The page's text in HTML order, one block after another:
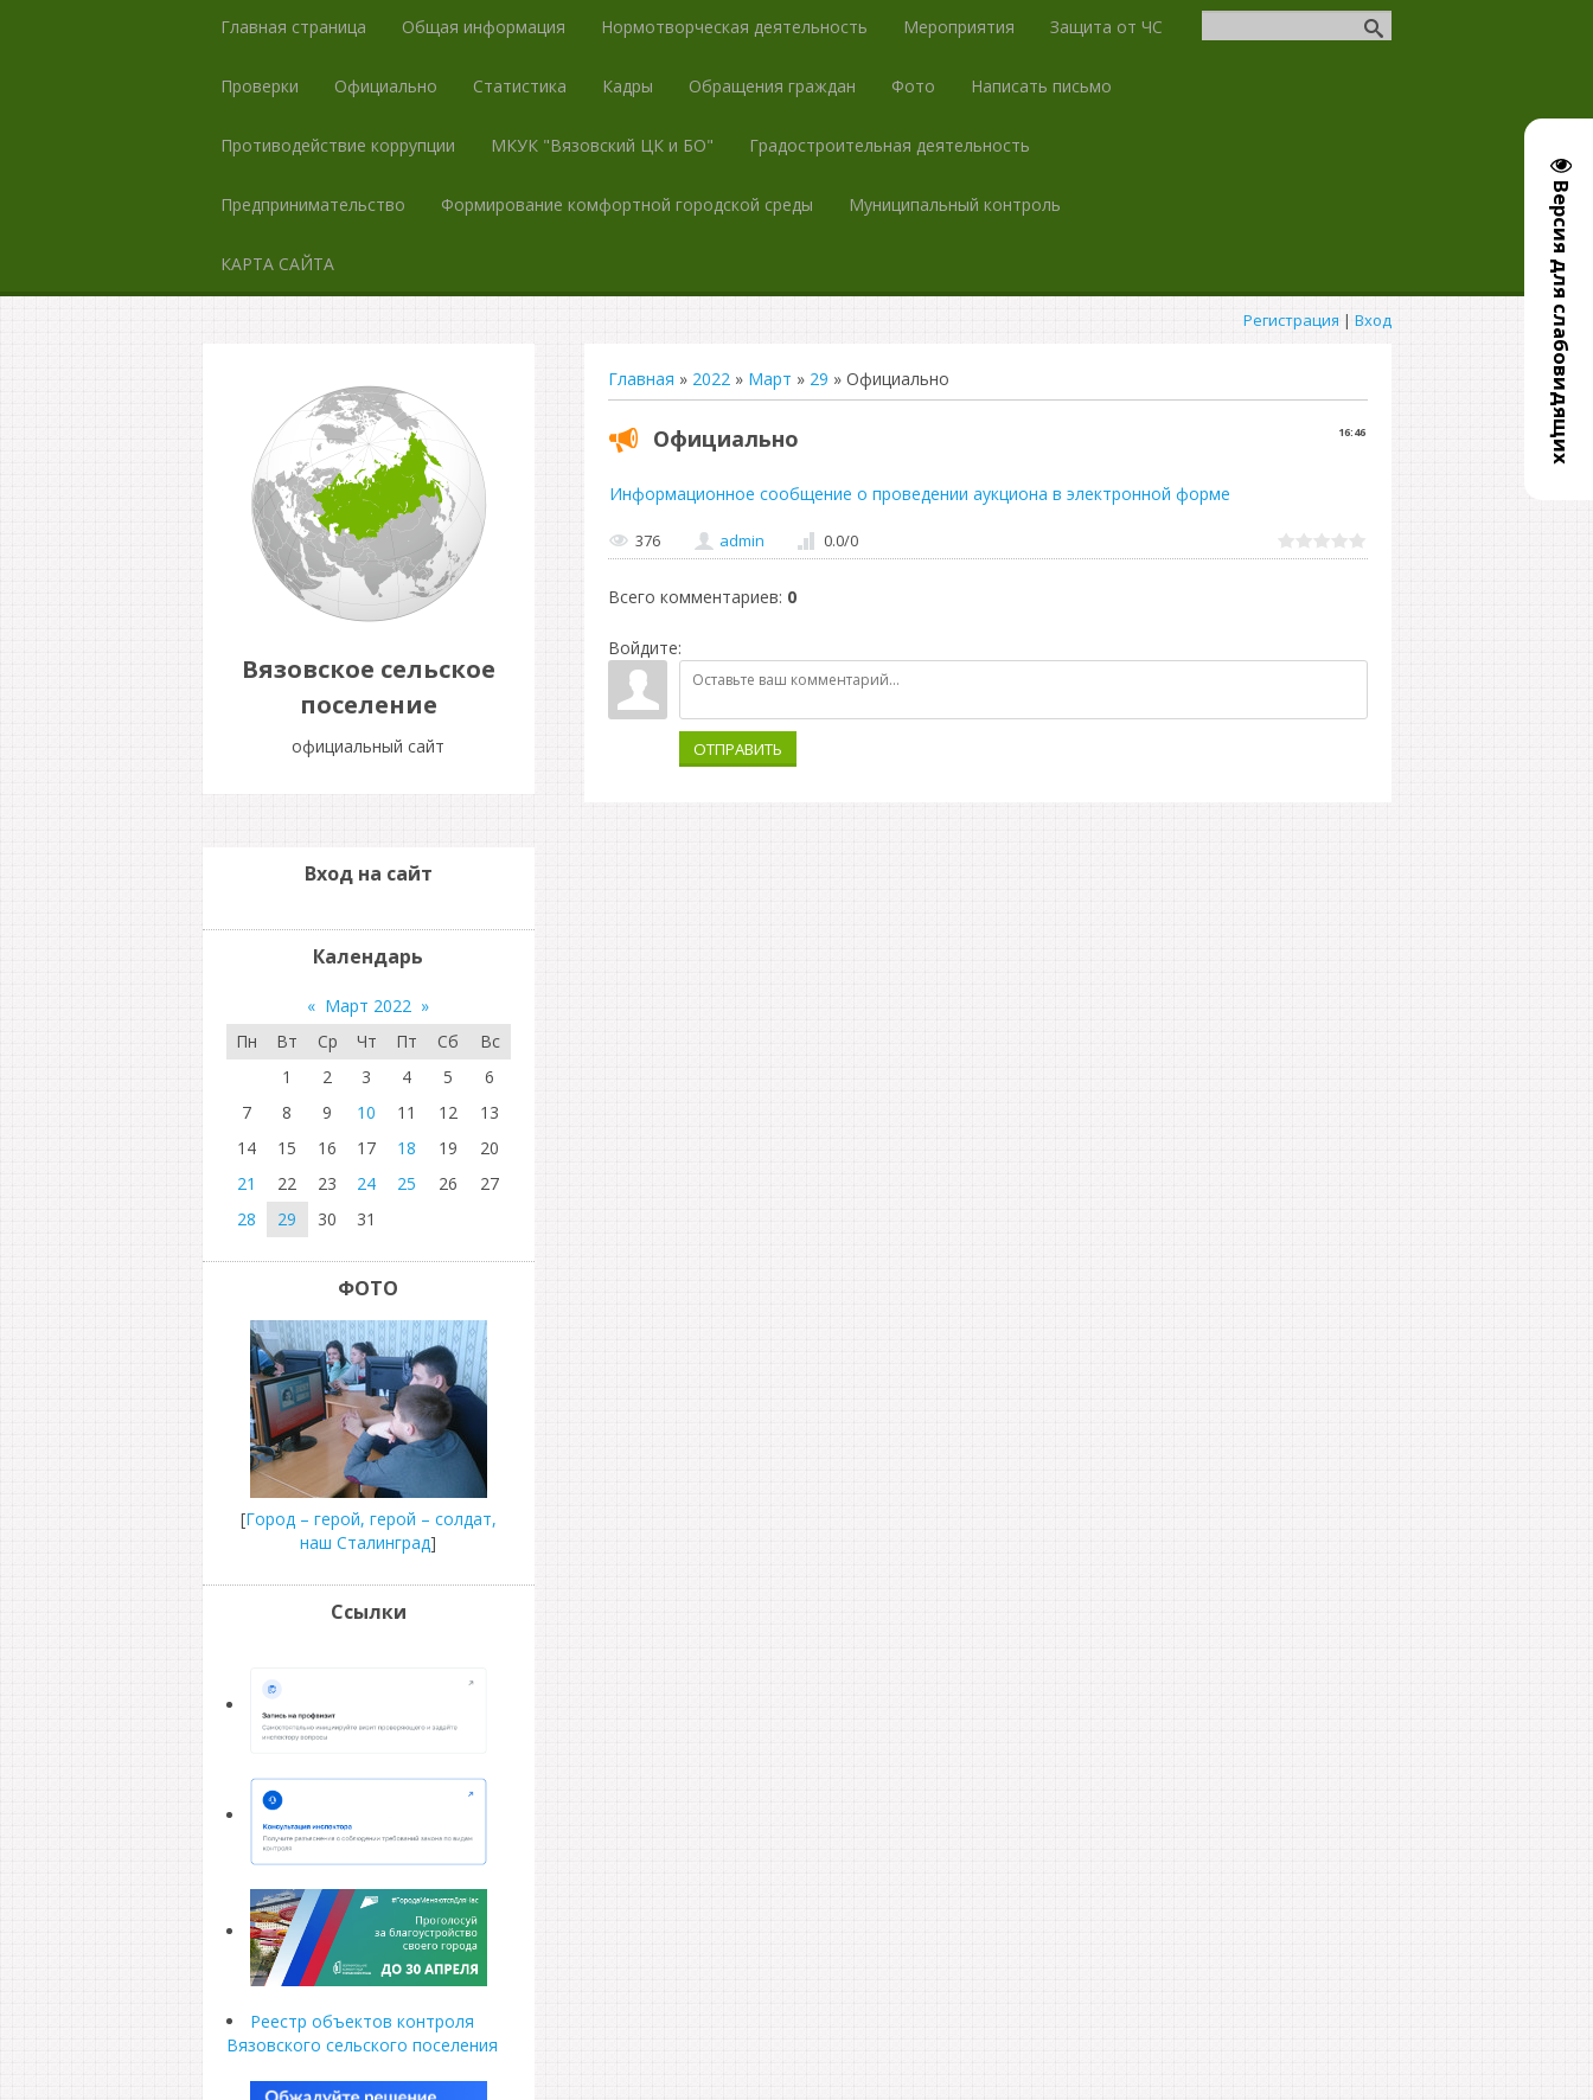
Версия для слабовидящих
Главная страница Общая информация Нормотворческая деятельность Мероприятия Защита от ЧС
Проверки Официально Статистика Кадры Обращения граждан Фото Написать письмо
Противодействие коррупции МКУК "Вязовский ЦК и БО" Градостроительная деятельность
Предпринимательство Формирование комфортной городской среды Муниципальный контроль
КАРТА САЙТА
Регистрация | Вход
Вязовское сельское
поселение
официальный сайт
Главная » 2022 » Март » 29 » Официально
16:46
Официально
Информационное сообщение о проведении аукциона в электронной форме
376 admin 0.0/0
Всего комментариев: 0
Войдите:
ОТПРАВИТЬ
Вход на сайт
Календарь
« Март 2022 »
Пн
Вт Ср Чт Пт Сб
Вс
1
2 3 4 5
6
7
8 9 10 11 12
13
14
15 16 17 18 19
20
21
22 23 24 25 26
27
28
29 30 31
ФОТО
[Город – герой, герой – солдат,
наш Сталинград]
Ссылки
Реестр объектов контроля
Вязовского сельского поселения